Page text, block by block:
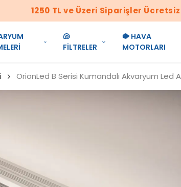
1250 TL ve Üzeri Siparişler
🐚
FİLTRELER
🐡 HAVA
MOTORLARI
OrionLed B Serisi Kumandalı Akvaryum Led